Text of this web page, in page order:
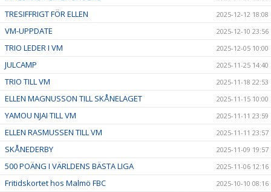
TRESIFFRIGT FÖR ELLEN 2025-12-12 18:08
VM-UPPDATE 2025-12-10 23:56
TRIO LEDER I VM 2025-12-05 10:00
JULCAMP 2025-11-25 14:40
TRIO TILL VM 2025-11-18 22:53
ELLEN MAGNUSSON TILL SKÅNELAGET 2025-11-15 10:00
YAMOU NJAI TILL VM 2025-11-11 23:59
ELLEN RASMUSSEN TILL VM 2025-11-11 23:57
SKÅNEDERBY 2025-11-09 19:57
500 POÄNG I VÄRLDENS BÄSTA LIGA 2025-11-06 12:16
Fritidskortet hos Malmö FBC 2025-10-10 08:16